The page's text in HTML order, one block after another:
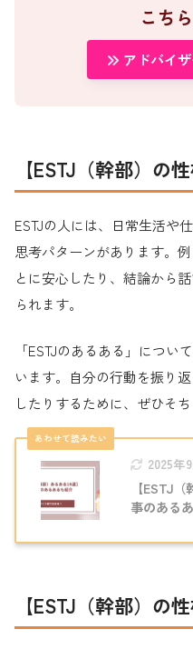
こち
アドバイ
【ESTJ（幹部）の
ESTJの人には、日常生活や
思考パターンがあります。
とに安心したり、結論から
られます。
「ESTJのあるある」につい
います。自分の行動を振り
したりするために、ぜひそ
2025年
【ESTJ
事のある
【ESTJ（幹部）の